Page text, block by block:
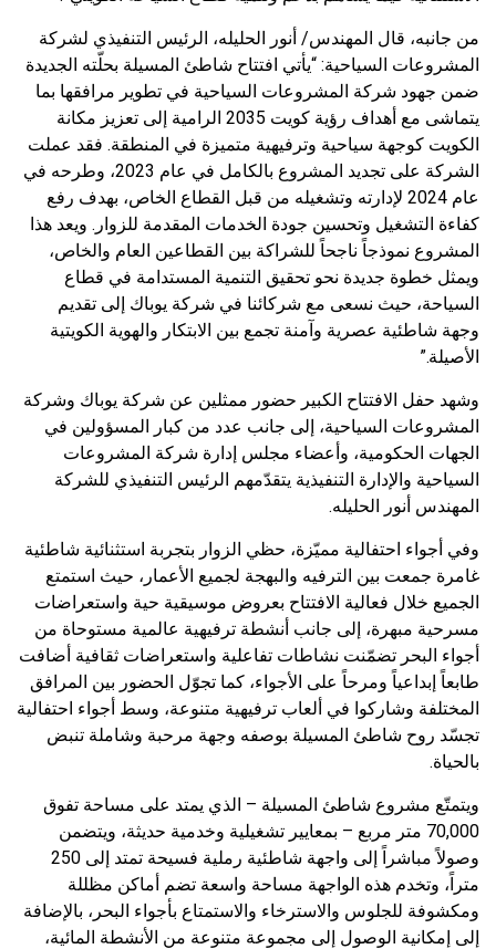
من جانبه، قال المهندس/ أنور الحليله، الرئيس التنفيذي لشركة
المشروعات السياحية: “يأتي افتتاح شاطئ المسيلة بحلّته الجديدة
ضمن جهود شركة المشروعات السياحية في تطوير مرافقها بما
يتماشى مع أهداف رؤية كويت 2035 الرامية إلى تعزيز مكانة
الكويت كوجهة سياحية وترفيهية متميزة في المنطقة. فقد عملت
الشركة على تجديد المشروع بالكامل في عام 2023، وطرحه في
عام 2024 لإدارته وتشغيله من قبل القطاع الخاص، بهدف رفع
كفاءة التشغيل وتحسين جودة الخدمات المقدمة للزوار. ويعد هذا
المشروع نموذجاً ناجحاً للشراكة بين القطاعين العام والخاص،
ويمثل خطوة جديدة نحو تحقيق التنمية المستدامة في قطاع
السياحة، حيث نسعى مع شركائنا في شركة يوباك إلى تقديم
وجهة شاطئية عصرية وآمنة تجمع بين الابتكار والهوية الكويتية
الأصيلة.”
وشهد حفل الافتتاح الكبير حضور ممثلين عن شركة يوباك وشركة
المشروعات السياحية، إلى جانب عدد من كبار المسؤولين في
الجهات الحكومية، وأعضاء مجلس إدارة شركة المشروعات
السياحية والإدارة التنفيذية يتقدّمهم الرئيس التنفيذي للشركة
المهندس أنور الحليله.
وفي أجواء احتفالية مميّزة، حظي الزوار بتجربة استثنائية شاطئية
غامرة جمعت بين الترفيه والبهجة لجميع الأعمار، حيث استمتع
الجميع خلال فعالية الافتتاح بعروض موسيقية حية واستعراضات
مسرحية مبهرة، إلى جانب أنشطة ترفيهية عالمية مستوحاة من
أجواء البحر تضمّنت نشاطات تفاعلية واستعراضات ثقافية أضافت
طابعاً إبداعياً ومرحاً على الأجواء، كما تجوّل الحضور بين المرافق
المختلفة وشاركوا في ألعاب ترفيهية متنوعة، وسط أجواء احتفالية
تجسّد روح شاطئ المسيلة بوصفه وجهة مرحبة وشاملة تنبض
بالحياة.
ويتمتّع مشروع شاطئ المسيلة – الذي يمتد على مساحة تفوق
70,000 متر مربع – بمعايير تشغيلية وخدمية حديثة، ويتضمن
وصولاً مباشراً إلى واجهة شاطئية رملية فسيحة تمتد إلى 250
متراً، وتخدم هذه الواجهة مساحة واسعة تضم أماكن مظللة
ومكشوفة للجلوس والاسترخاء والاستمتاع بأجواء البحر، بالإضافة
إلى إمكانية الوصول إلى مجموعة متنوعة من الأنشطة المائية،